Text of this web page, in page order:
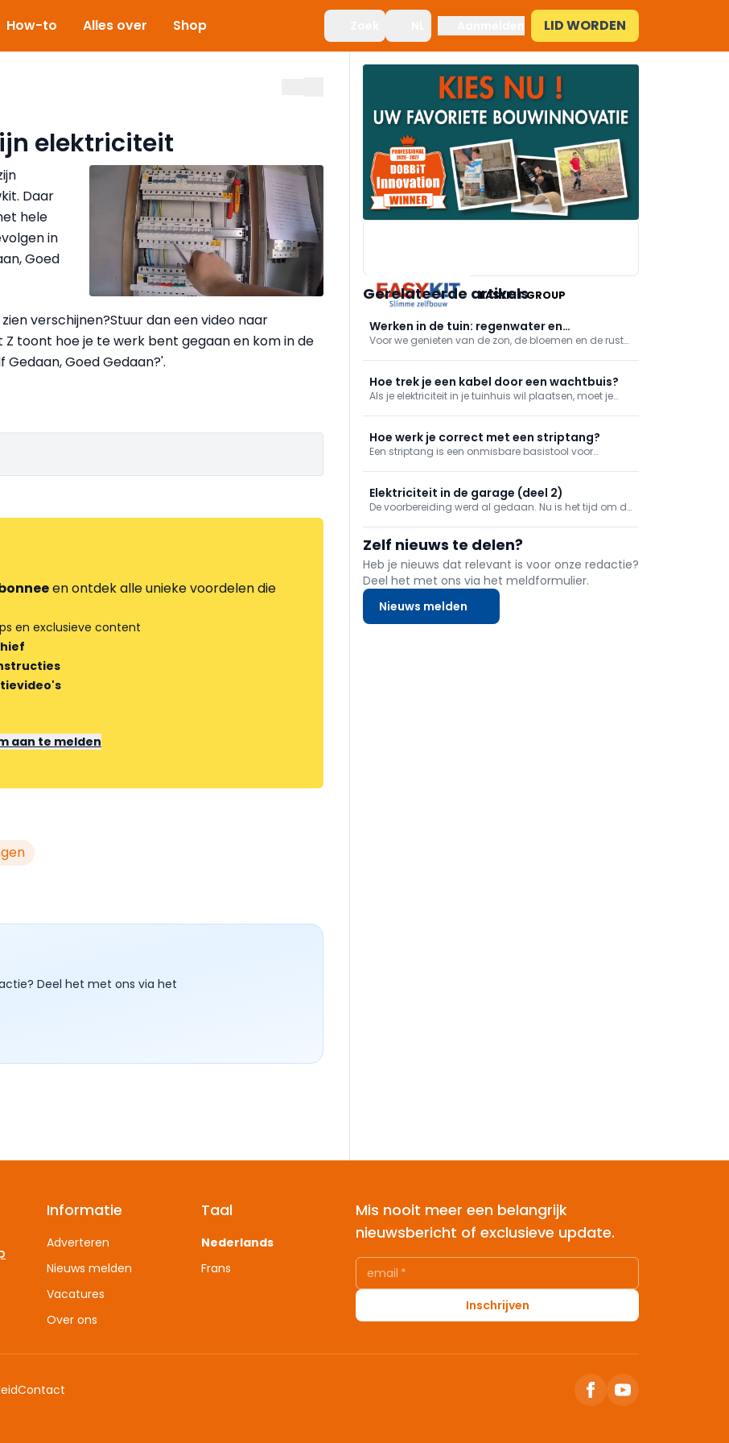
How-to Alles over Shop LID WORDEN
elektriciteit
Daar
hele
in
Goed
verschijnen?Stuur dan een video naar
Z toont hoe je te werk bent gegaan en kom in de
Goed Gedaan?'.
en ontdek alle unieke voordelen die
en exclusieve content
aan te melden
Deel het met ons via het
EASYKIT GROUP
Gerelateerde artikels
Werken in de tuin: regenwater en
elektriciteit voorzien
Voor we genieten van de zon, de bloemen en de rust
en de elektriciteit in de tuin onder handen.
Hoe trek je een kabel door een wachtbuis?
Als je elektriciteit in je tuinhuis wil plaatsen, moet je
tonen in deze tip hoe je dat efficiënt doet.
Hoe werk je correct met een striptang?
Een striptang is een onmisbare basistool voor
Elektriciteit in de garage (deel 2)
De voorbereiding werd al gedaan. Nu is het tijd om de
Zelf nieuws te delen?
Heb je nieuws dat relevant is voor onze redactie?
Deel het met ons via het meldformulier.
Nieuws melden
Informatie
Adverteren
Nieuws melden
Vacatures
Over ons
Taal
Nederlands
Frans
Mis nooit meer een belangrijk
nieuwsbericht of exclusieve update.
email *
Inschrijven
Contact